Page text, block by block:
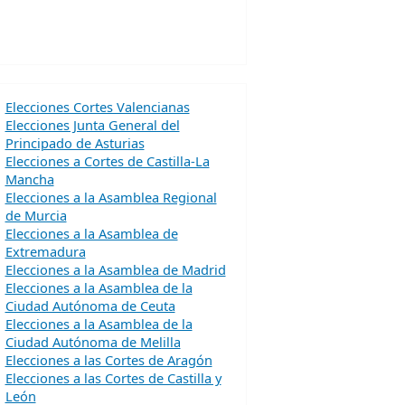
Elecciones Cortes Valencianas
Elecciones Junta General del
Principado de Asturias
Elecciones a Cortes de Castilla-La
Mancha
Elecciones a la Asamblea Regional
de Murcia
Elecciones a la Asamblea de
Extremadura
Elecciones a la Asamblea de Madrid
Elecciones a la Asamblea de la
Ciudad Autónoma de Ceuta
Elecciones a la Asamblea de la
Ciudad Autónoma de Melilla
Elecciones a las Cortes de Aragón
Elecciones a las Cortes de Castilla y
León